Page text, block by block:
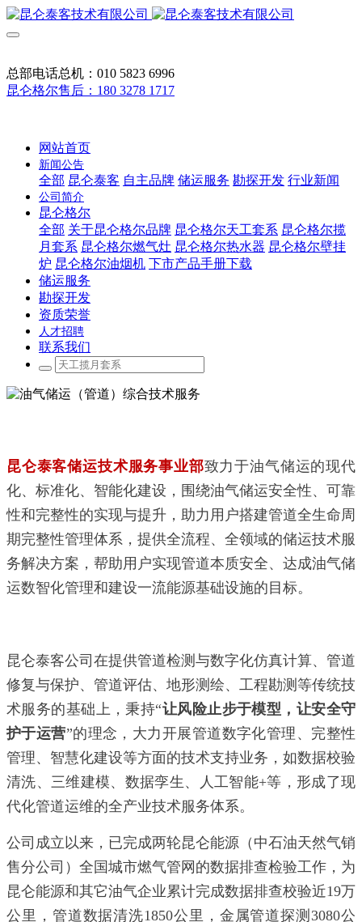
总部电话总机：010 5823 6996
昆仑格尔售后：180 3278 1717
网站首页
新闻公告
全部 昆仑泰客 自主品牌 储运服务 勘探开发 行业新闻
公司简介
昆仑格尔
全部 关于昆仑格尔品牌 昆仑格尔天工套系 昆仑格尔揽
月套系 昆仑格尔燃气灶 昆仑格尔热水器 昆仑格尔壁挂
炉 昆仑格尔油烟机 下市产品手册下载
储运服务
勘探开发
资质荣誉
人才招聘
联系我们
昆仑泰客储运技术服务事业部致力于油气储运的现代
化、标准化、智能化建设，围绕油气储运安全性、可靠
性和完整性的实现与提升，助力用户搭建管道全生命周
期完整性管理体系，提供全流程、全领域的储运技术服
务解决方案，帮助用户实现管道本质安全、达成油气储
运数智化管理和建设一流能源基础设施的目标。
昆仑泰客公司在提供管道检测与数字化仿真计算、管道
修复与保护、管道评估、地形测绘、工程勘测等传统技
术服务的基础上，秉持“让风险止步于模型，让安全守
护于运营”的理念， 大力开展管道数字化管理、完整性
管理、智慧化建设等方面的技术支持业务，如数据校验
清洗、三维建模、数据孪生、人工智能+等，形成了现
代化管道运维的全产业技术服务体系。
公司成立以来，已完成两轮昆仑能源（中石油天然气销
售分公司）全国城市燃气管网的数据排查检验工作，为
昆仑能源和其它油气企业累计完成数据排查校验近19万
公里，管道数据清洗1850公里，金属管道探测3080公